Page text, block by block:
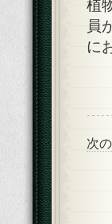
植
員
に
次